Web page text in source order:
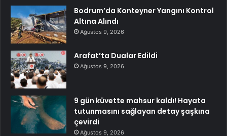
Bodrum’da Konteyner Yangını Kontrol
Altına Alındı
Ağustos 9, 2026
Arafat’ta Dualar Edildi
Ağustos 9, 2026
9 gün küvette mahsur kaldı! Hayata
tutunmasını sağlayan detay şaşkına
çevirdi
Ağustos 9, 2026